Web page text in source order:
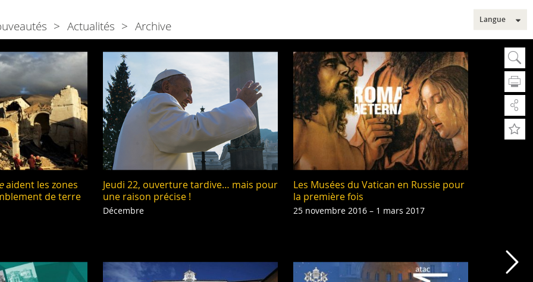
aident les zones
de terre
Jeudi 22, ouverture tardive… mais pour
une raison précise !
Décembre
Les Musées du Vatican en Russie pour
la première fois
25 novembre 2016 – 1 mars 2017
Actualités Archive Langue